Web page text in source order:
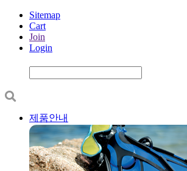
Sitemap
Cart
Join
Login
제품안내